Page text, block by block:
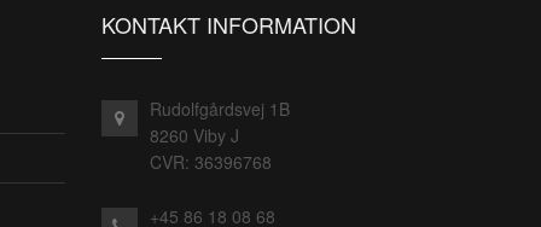
KONTAKT INFORMATION
Rudolfgårdsvej 1B
8260 Viby J
CVR: 36396768
+45 86 18 08 68